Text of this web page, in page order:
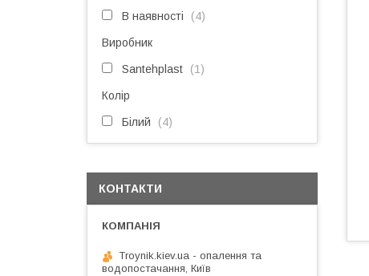
В наявності 4
Виробник
Santehplast 1
Колір
Білий 4
КОНТАКТИ
Troynik.kiev.ua - опалення та
водопостачання, Київ